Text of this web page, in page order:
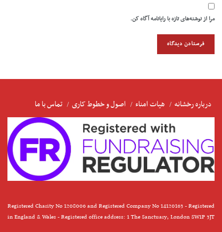
مرا از نوشته‌های تازه با رایانامه آگاه کن.
درباره رخشانه هیات امناء اصول و خطوط کاری تماس با ما
Registered Charity No 1208006 and Registered Company No 14120163 - Registered
in England & Wales - Registered office address: 1 The Sanctuary, London SW1P 3JT